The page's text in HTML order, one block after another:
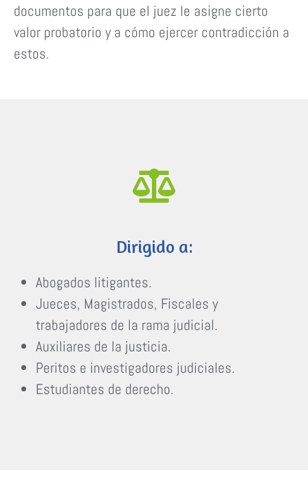
documentos para que el juez le asigne cierto
valor probatorio y a cómo ejercer contradicción a
estos.
Dirigido a:
Abogados litigantes.
Jueces, Magistrados, Fiscales y
trabajadores de la rama judicial.
Auxiliares de la justicia.
Peritos e investigadores judiciales.
Estudiantes de derecho.